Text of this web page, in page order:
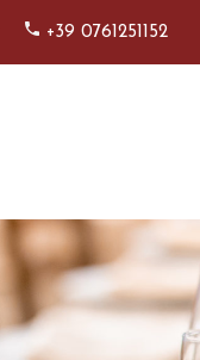
+39 0761251152